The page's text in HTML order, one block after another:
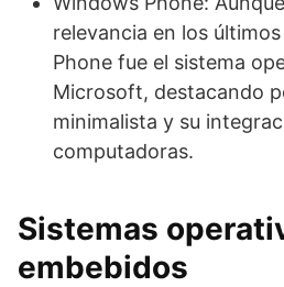
relevancia en los
Phone fue el sistema
Microsoft, destacando
minimalista y su
computadoras.
Sistemas
embebidos